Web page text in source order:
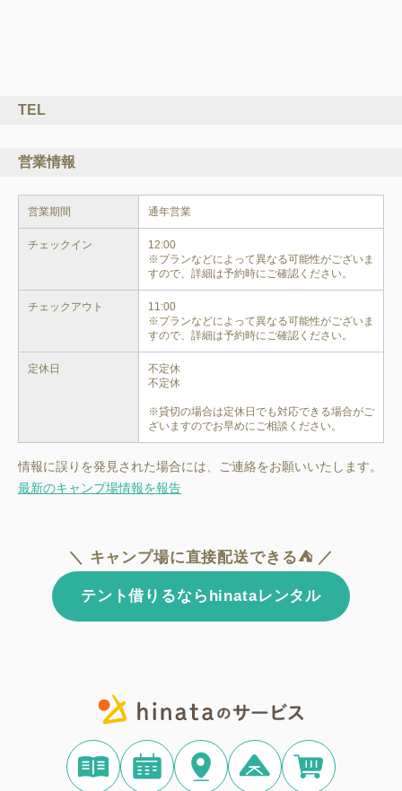
TEL
営業情報
営業期間 通年営業
チェックイン
12:00
※プランなどによって異なる可能性がございま
すので、詳細は予約時にご確認ください。
チェックアウト
11:00
※プランなどによって異なる可能性がございま
すので、詳細は予約時にご確認ください。
定休日
不定休
不定休
※貸切の場合は定休日でも対応できる場合がご
ざいますのでお早めにご相談ください。
情報に誤りを発見された場合には、ご連絡をお願いいたします。
最新のキャンプ場情報を報告
＼ キャンプ場に直接配送できる⛺ ／
テント借りるならhinataレンタル